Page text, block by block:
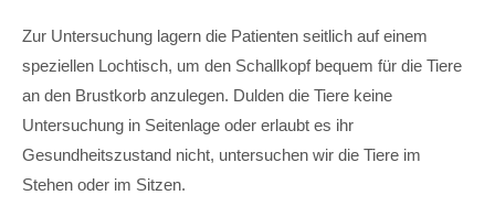
Zur Untersuchung lagern die Patienten seitlich auf einem
speziellen Lochtisch, um den Schallkopf bequem für die Tiere
an den Brustkorb anzulegen. Dulden die Tiere keine
Untersuchung in Seitenlage oder erlaubt es ihr
Gesundheitszustand nicht, untersuchen wir die Tiere im
Stehen oder im Sitzen.